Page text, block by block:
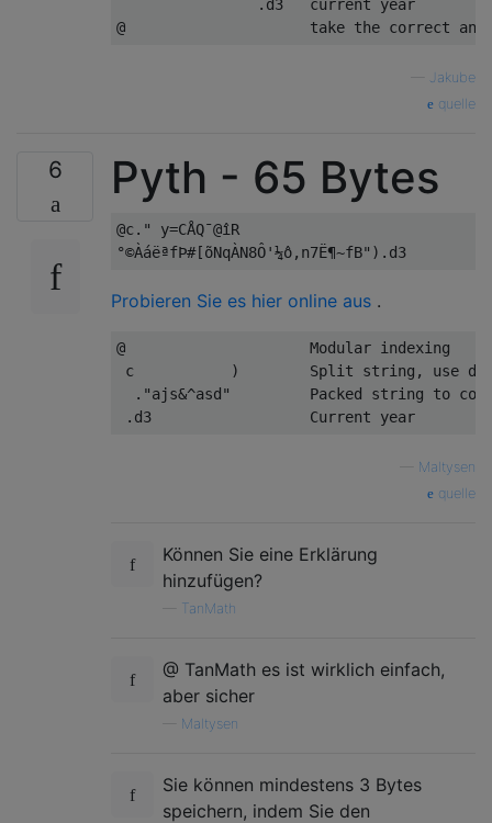
                .d3   current year
Jakube
quelle
6 Pyth - 65 Bytes
@c." y=CÅQ¯@îR
Probieren Sie es hier online aus .
@                     Modular indexing
c           )        Split string, use
."ajs&^asd"         Packed string to
Maltysen
quelle
Können Sie eine Erklärung
hinzufügen?
TanMath
@ TanMath es ist wirklich einfach,
aber sicher
Maltysen
Sie können mindestens 3 Bytes
speichern, indem Sie den